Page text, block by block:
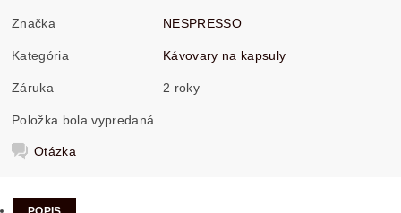
Značka NESPRESSO
Kategória Kávovary na kapsuly
Záruka 2 roky
Položka bola vypredaná...
Otázka